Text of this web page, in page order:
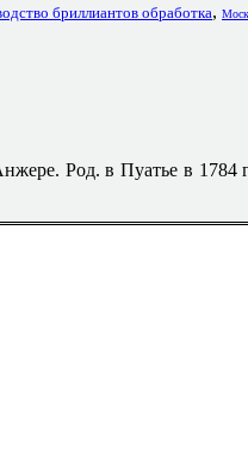
бриллиантов обработка,
Род. в Пуатье в 1784